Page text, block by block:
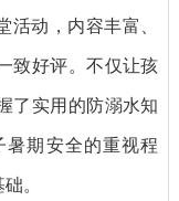
活动，内容丰富、
致好评。不仅让孩
了实用的防溺水知
期安全的重视程
。